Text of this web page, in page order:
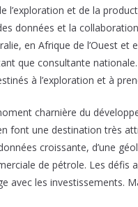
l’exploration et de la
données et la
en Afrique de l’Ouest
que consultante
à l’exploration et à
charnière du
font une destination très
croissante, d’une
de pétrole. Les défis
avec les investissements.